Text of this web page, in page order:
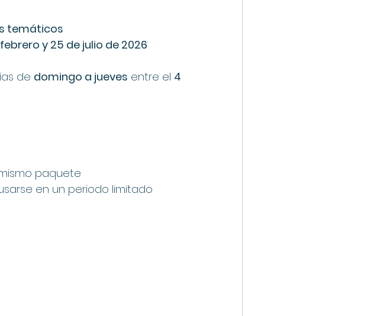
temáticos
y 25 de julio de 2026
de domingo a jueves entre el 4
paquete
en un periodo limitado